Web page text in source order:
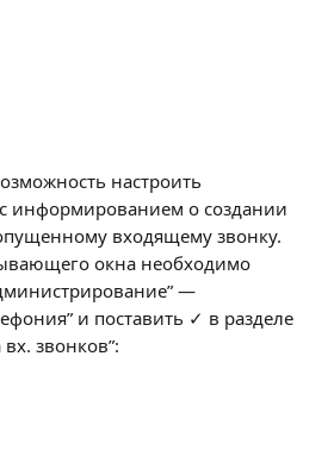
настроить
информированием о создании
входящему звонку.
окна необходимо
—
и поставить ✓ в разделе
звонков”: